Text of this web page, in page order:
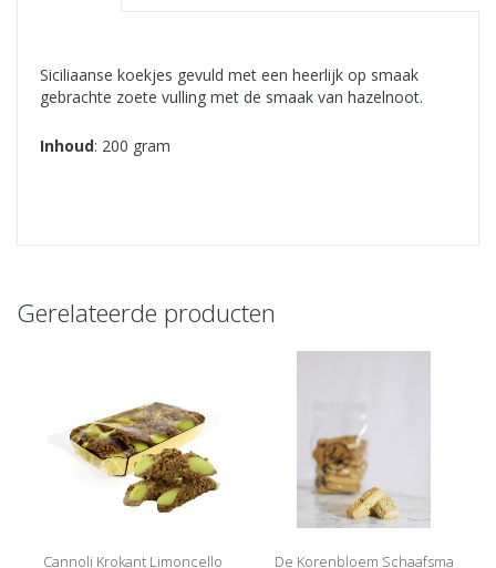
Siciliaanse koekjes gevuld met een heerlijk op smaak
gebrachte zoete vulling met de smaak van hazelnoot.
Inhoud: 200 gram
Gerelateerde producten
Cannoli Krokant Limoncello
De Korenbloem Schaafsma